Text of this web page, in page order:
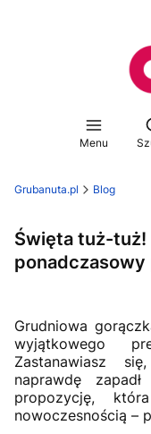
Menu
Grubanuta.pl Blog
Święta tuż-tuż!
ponadczasowy
Grudniowa
wyjątkowego
Zastanawiasz
naprawdę
propozycję,
nowoczesnością –